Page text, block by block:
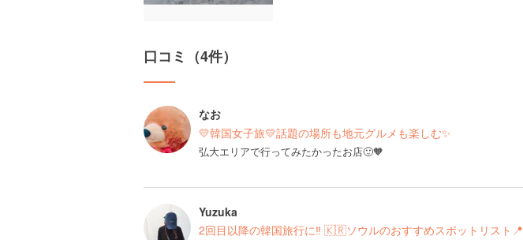
口コミ（4件）
なお
💛韓国女子旅💛話題の場所も地元グルメも楽しむ✨
弘大エリアで行ってみたかったお店🙂🧡
Yuzuka
2回目以降の韓国旅行に‼︎ 🇰🇷ソウルのおすすめスポットリスト📍